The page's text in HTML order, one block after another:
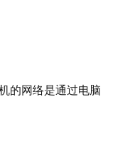
的网络是通过电脑